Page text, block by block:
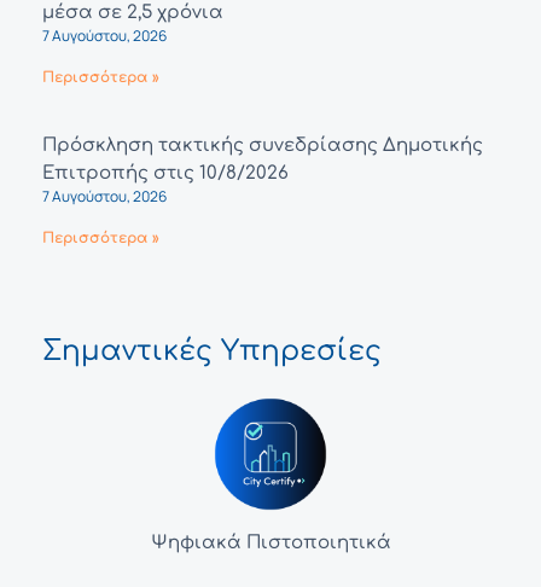
μέσα σε 2,5 χρόνια
7 Αυγούστου, 2026
Περισσότερα »
Πρόσκληση τακτικής συνεδρίασης Δημοτικής
Επιτροπής στις 10/8/2026
7 Αυγούστου, 2026
Περισσότερα »
Σημαντικές Υπηρεσίες
Ψηφιακά Πιστοποιητικά